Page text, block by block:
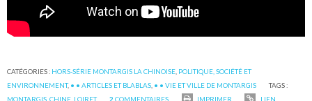
CATÉGORIES : HORS-SÉRIE MONTARGIS LA CHINOISE POLITIQUE, SOCIÉTÉ ET
ENVIRONNEMENT, • • ARTICLES ET BLABLAS • • VIE ET VILLE DE MONTARGIS
TAGS :
MONTARGIS ,CHINE LOIRET 2 COMMENTAIRES IMPRIMER
LIEN